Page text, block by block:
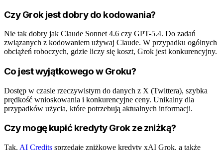
Czy Grok jest dobry do kodowania?
Nie tak dobry jak Claude Sonnet 4.6 czy GPT-5.4. Do zadań
związanych z kodowaniem używaj Claude. W przypadku ogólnych
obciążeń roboczych, gdzie liczy się koszt, Grok jest konkurencyjny.
Co jest wyjątkowego w Groku?
Dostęp w czasie rzeczywistym do danych z X (Twittera), szybka
prędkość wnioskowania i konkurencyjne ceny. Unikalny dla
przypadków użycia, które potrzebują aktualnych informacji.
Czy mogę kupić kredyty Grok ze zniżką?
Tak. AI Credits sprzedaje zniżkowe kredyty xAI Grok, a także